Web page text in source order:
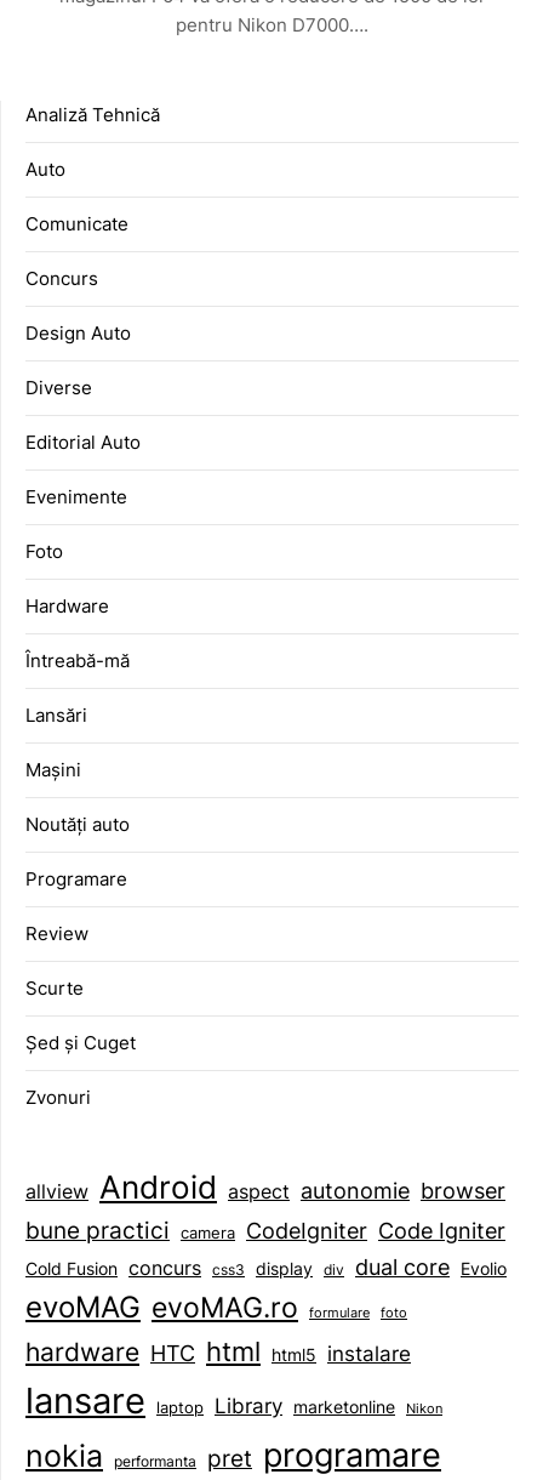
pentru Nikon D7000….
Analiză Tehnică
Auto
Comunicate
Concurs
Design Auto
Diverse
Editorial Auto
Evenimente
Foto
Hardware
Întreabă-mă
Lansări
Mașini
Noutăți auto
Programare
Review
Scurte
Șed și Cuget
Zvonuri
allview Android aspect autonomie browser
bune practici camera CodeIgniter Code Igniter
Cold Fusion concurs css3 display div dual core Evolio
evoMAG evoMAG.ro formulare foto
hardware HTC html html5 instalare
lansare laptop Library marketonline Nikon
nokia performanta pret programare